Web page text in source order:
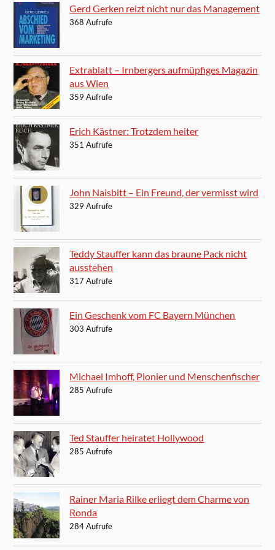
Gerd Gerken reizt nicht nur das Management
368 Aufrufe
Extrablatt – Irnbergers aufmüpfiges Magazin
aus Wien
359 Aufrufe
Erich Kästner: Trotzdem heiter
351 Aufrufe
John Naisbitt – Ein Freund, der vermisst wird
329 Aufrufe
Teddy Stauffer kann das braune Pack nicht
ausstehen
317 Aufrufe
Ein Geschenk vom FC Bayern München
303 Aufrufe
Michael Imhoff, Pionier und Menschenfischer
285 Aufrufe
Ted Stauffer heiratet Hollywood
285 Aufrufe
Rainer Maria Rilke erliegt dem Charme von
Ronda
284 Aufrufe